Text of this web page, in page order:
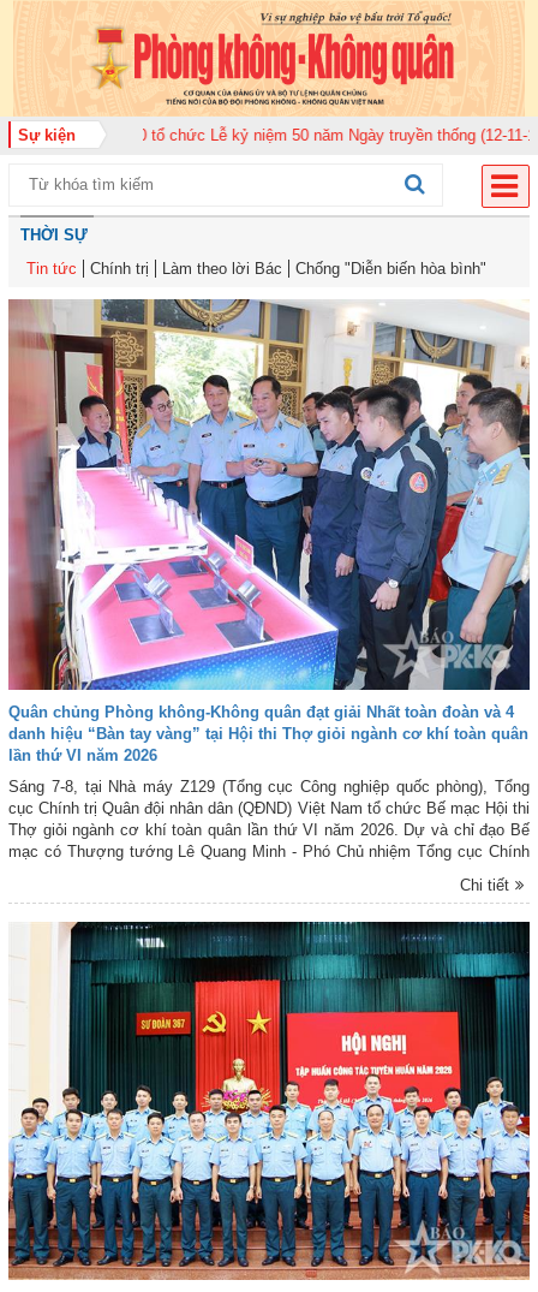
Sự kiện
920 tổ chức Lễ kỷ niệm 50 năm Ngày truyền thống (12-11-1975/12-11-
THỜI SỰ
Tin tức
Chính trị Làm theo lời Bác Chống "Diễn biến hòa bình"
Quân chủng Phòng không-Không quân đạt giải Nhất toàn đoàn và 4
danh hiệu “Bàn tay vàng” tại Hội thi Thợ giỏi ngành cơ khí toàn quân
lần thứ VI năm 2026
Sáng 7-8, tại Nhà máy Z129 (Tổng cục Công nghiệp quốc phòng), Tổng
cục Chính trị Quân đội nhân dân (QĐND) Việt Nam tổ chức Bế mạc Hội thi
Thợ giỏi ngành cơ khí toàn quân lần thứ VI năm 2026. Dự và chỉ đạo Bế
mạc có Thượng tướng Lê Quang Minh - Phó Chủ nhiệm Tổng cục Chính
trị QĐND Việt Nam; Trung tướng Đinh Quốc Hùng - Bí thư Đảng ủy, Chính
ủy Tổng cục Công nghiệp quốc phòng; Đại tá Nguyễn Hồng Lợi - Trưởng
sinh tham gia Hội thi.
Chi tiết